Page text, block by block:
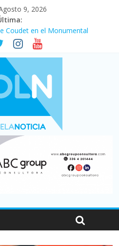
9, 2026
Coudet en el Monumental
más alto en dos décadas y ya
Fe
41.000 kioscos: el sector
movimiento y consumo
viajaron por el país, un 5,9%
usados en julio: bajó un 12,6%